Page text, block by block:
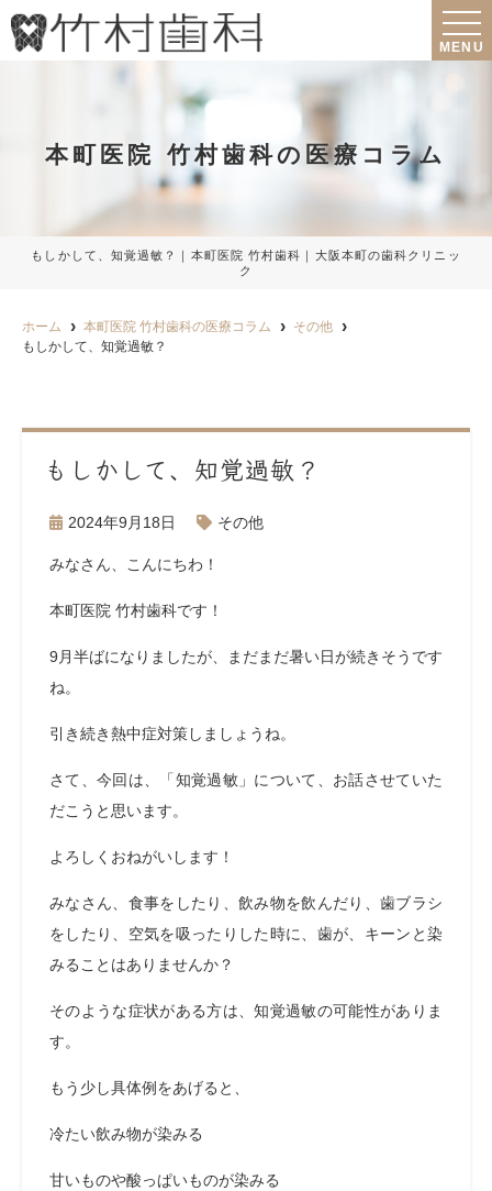
MENU
本町医院 竹村歯科の医療コラム
もしかして、知覚過敏？｜本町医院 竹村歯科｜大阪本町の歯科クリニッ
ク
ホーム 本町医院 竹村歯科の医療コラム
その他
もしかして、知覚過敏？
もしかして、知覚過敏？
2024年9月18日 その他
みなさん、こんにちわ！
本町医院 竹村歯科です！
9月半ばになりましたが、まだまだ暑い日が続きそうです
ね。
引き続き熱中症対策しましょうね。
さて、今回は、「知覚過敏」について、お話させていた
だこうと思います。
よろしくおねがいします！
みなさん、食事をしたり、飲み物を飲んだり、歯ブラシ
をしたり、空気を吸ったりした時に、歯が、キーンと染
みることはありませんか？
そのような症状がある方は、知覚過敏の可能性がありま
す。
もう少し具体例をあげると、
冷たい飲み物が染みる
甘いものや酸っぱいものが染みる